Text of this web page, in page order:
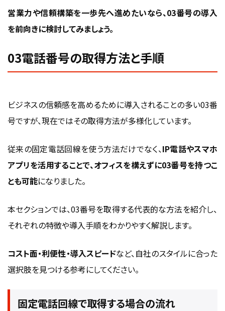
営業力や信頼構築を一歩先へ進めたいなら、03番号の導入
を前向きに検討してみましょう。
03電話番号の取得方法と手順
ビジネスの信頼感を高めるために導入されることの多い03番
号ですが、現在ではその取得方法が多様化しています。
従来の固定電話回線を使う方法だけでなく、IP電話やスマホ
アプリを活用することで、オフィスを構えずに03番号を持つこ
とも可能になりました。
本セクションでは、03番号を取得する代表的な方法を紹介し、
それぞれの特徴や導入手順をわかりやすく解説します。
コスト面・利便性・導入スピードなど、自社のスタイルに合った
選択肢を見つける参考にしてください。
固定電話回線で取得する場合の流れ